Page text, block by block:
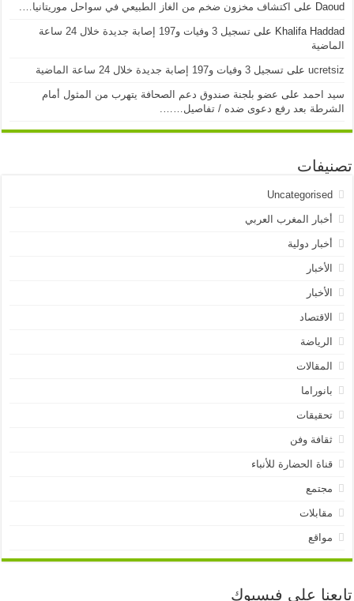
Daoud على اكتشاف مخزون ضخم من الغاز الطبيعي في سواحل موريتانيا….
Khalifa Haddad على
تسجيل 3 وفيات و197 إصابة جديدة خلال 24 ساعة
الماضية
ucretsiz علىتسجيل 3 وفيات و197 إصابة جديدة خلال 24 ساعة الماضية
سيد احمد على عضو بلجنة صندوق دعم الصحافة يتهرب من المثول أمام
الشرطة بعد رفع دعوى ضده / تفاصيل…….
تصنيفات
Uncategorised
أخبار المغرب العربي
أخبار دولية
الأخبار
الأخبار
الاقتصاد
الرياضة
المقالات
بانوراما
تحقيقات
ثقافة وفن
قناة الحضارة للأنباء
مجتمع
مقابلات
مواقع
تابعنا على فيسبوك